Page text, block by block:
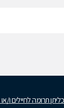
תרומה לחיילים